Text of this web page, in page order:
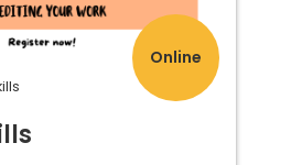
Online